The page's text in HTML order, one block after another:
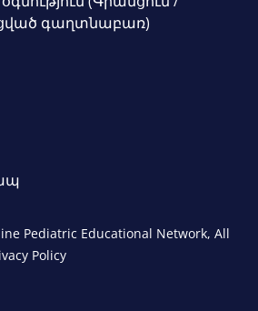
գաղտնաբառ)
Pediatric Educational Network, All
Policy